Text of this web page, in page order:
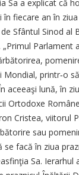
Sa a explicat că
fiecare an în
Sfântul Sinod al
Parlament
Mondial, printr‑o
aceeaşi lună, în
Ortodoxe
Cristea, viitorul
sau
facă în ziua
Sa. Ierarhul